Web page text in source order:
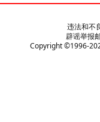
违法和不
辟谣举报
Copyright ©1996-